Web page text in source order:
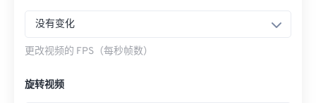
没有变化
更改视频的 FPS（每秒帧数）
旋转视频